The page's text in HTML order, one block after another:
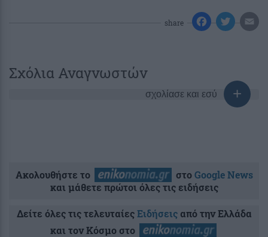
share
Σχόλια Αναγνωστών
σχολίασε και εσύ
Ακολουθήστε το στοGoogle News
και μάθετε πρώτοι όλες τις ειδήσεις
Δείτε όλες τις τελευταίεςΕιδήσειςαπό την Ελλάδα
και τον Κόσμο στο